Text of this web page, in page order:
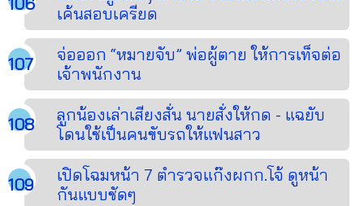
เค้นสอบเครียด
จ่อออก “หมายจับ” พ่อผู้ตาย ให้การเท็จต่อ
เจ้าพนักงาน
ลูกน้องเล่าเสียงสั่น นายสั่งให้กด - แฉยับ
โดนใช้เป็นคนขับรถให้แฟนสาว
เปิดโฉมหน้า 7 ตำรวจแก๊งผกก.โจ้ ดูหน้า
กันแบบชัดๆ